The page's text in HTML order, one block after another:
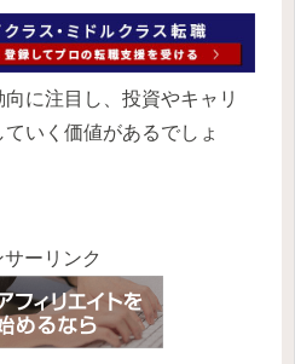
に注目し、投資やキャリ
いく価値があるでしょ
サーリンク